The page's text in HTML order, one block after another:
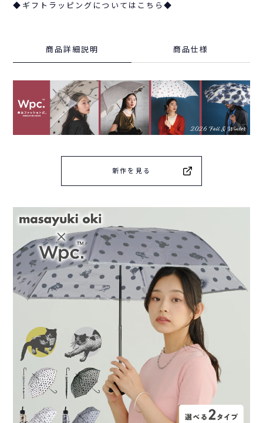
◆ギフトラッピングについてはこちら◆
商品詳細説明 商品仕様
新作を見る